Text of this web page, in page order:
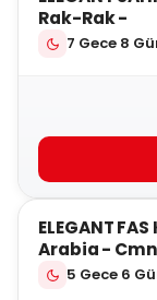
Rak-Rak -
7 Gece 8
ELEGANT
Arabia -
5 Gece 6